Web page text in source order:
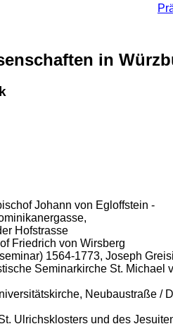
in
Johann von Egloffstein -
Hofstrasse
Friedrich von Wirsberg
1564-1773, Joseph
Seminarkirche St. Michael
Neubaustraße /
Ulrichsklosters und des